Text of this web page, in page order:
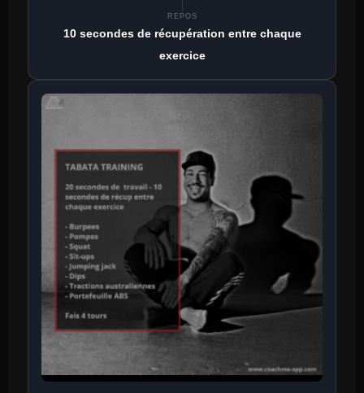
REPOS
10 secondes de récupération entre chaque
exercice